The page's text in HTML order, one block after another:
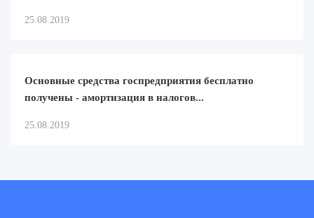
25.08.2019
Основные средства госпредприятия бесплатно
получены - амортизация в налогов...
25.08.2019